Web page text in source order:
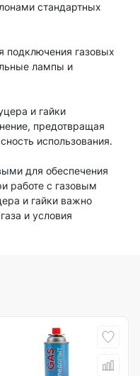
стандартных
подключения газовых
лампы и
и гайки
предотвращая
использования.
для обеспечения
работе с газовым
и гайки важно
и условия